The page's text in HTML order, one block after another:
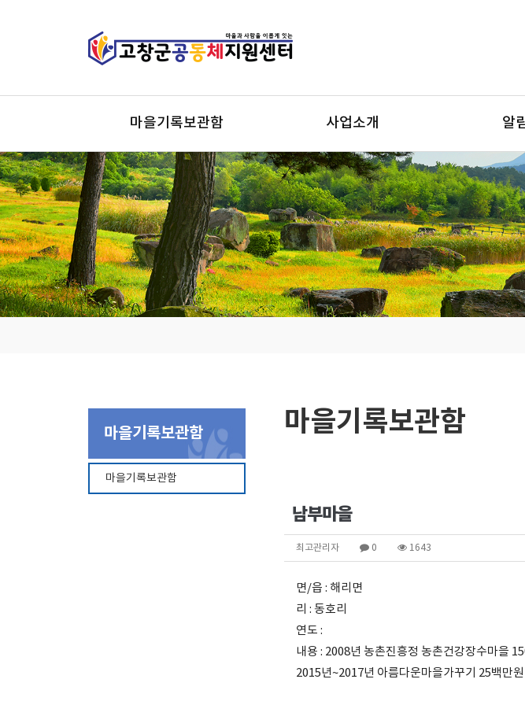
마을기록보관함
마을기록보관함
사업소개
마을공동체
시군역량강화
사회적경제
지역개발사업
알
공
센
현
모
언
마을기록보관함
마을기록보관함
마을기록보관함
남부마을
최고관리자 0 1643
면/읍 : 해리면
리 : 동호리
연도 :
내용 : 2008년 농촌진흥정 농촌건강장수마을
2015년~2017년 아름다운마을가꾸기 25백만